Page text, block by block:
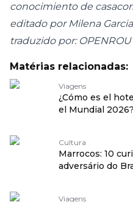
conocimiento de
editado por Milena
traduzido por:
Matérias relacionadas:
Viagens
¿Cómo es el
el Mundial
Cultura
Marrocos: 10
adversário do
Viagens